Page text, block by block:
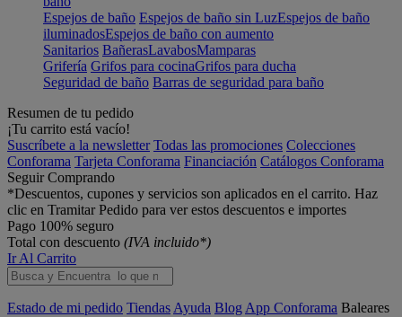
Espejos de baño Espejos de baño sin LuzEspejos de baño
iluminadosEspejos de baño con aumento
Sanitarios BañerasLavabosMamparas
Grifería Grifos para cocinaGrifos para ducha
Seguridad de baño Barras de seguridad para baño
Resumen de tu pedido
¡Tu carrito está vacío!
Suscríbete a la newsletter Todas las promociones Colecciones
Conforama Tarjeta Conforama Financiación Catálogos Conforama
Seguir Comprando
*Descuentos, cupones y servicios son aplicados en el carrito. Haz
clic en Tramitar Pedido para ver estos descuentos e importes
Pago 100% seguro
Total con descuento (IVA incluido*)
Ir Al Carrito
Estado de mi pedido Tiendas Ayuda Blog App Conforama Baleares